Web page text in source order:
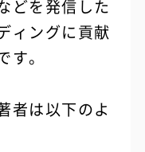
どを発信した
ィングに貢献
。
者は以下のよ